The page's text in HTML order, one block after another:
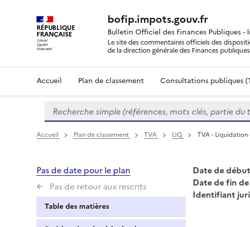
RÉPUBLIQUE
FRANÇAISE
bofip.impots.gouv.fr
Bulletin Officiel des Finances Publiques -
Le site des commentaires officiels des
de la direction générale des Finances publiques
Accueil Plan de classement Consultations publiques
Formulaire
de
recherche
Recherche simple (références, mots clés, partie du
Accueil Plan de classement TVA LIQ TVA - Liquidation
Pas de date pour le plan
Pas de retour aux rescrits
Table des matières
Date de
Date de fin
Identifiant